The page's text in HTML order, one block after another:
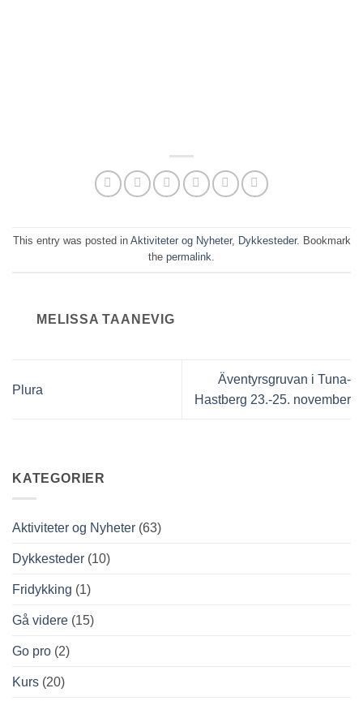
This entry was posted in Aktiviteter og Nyheter, Dykkesteder. Bookmark
the permalink.
MELISSA TAANEVIG
Plura
Äventyrsgruvan i Tuna-
Hastberg 23.-25. november
KATEGORIER
Aktiviteter og Nyheter (63)
Dykkesteder (10)
Fridykking (1)
Gå videre (15)
Go pro (2)
Kurs (20)